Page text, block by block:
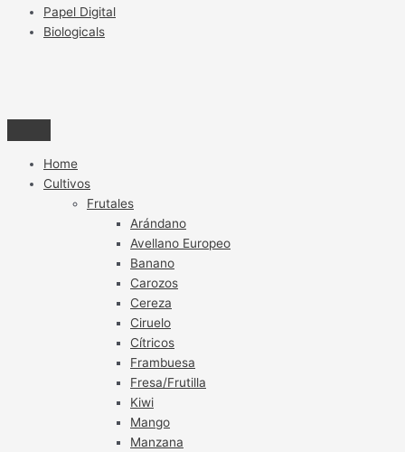
Papel Digital
Biologicals
Home
Cultivos
Frutales
Arándano
Avellano Europeo
Banano
Carozos
Cereza
Ciruelo
Cítricos
Frambuesa
Fresa/Frutilla
Kiwi
Mango
Manzana